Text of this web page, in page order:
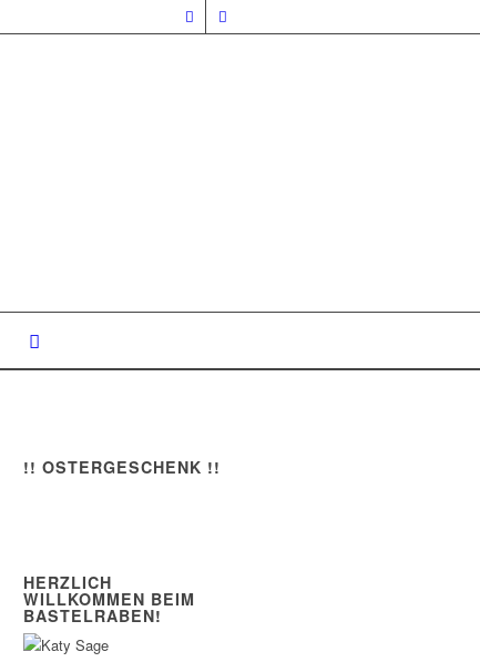
!! OSTERGESCHENK !!
HERZLICH
WILLKOMMEN BEIM
BASTELRABEN!